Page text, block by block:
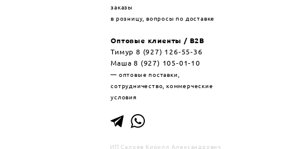
заказы
в розницу, вопросы по доставке
Оптовые клиенты / B2B
Тимур 8 (927) 126-55-36
Маша 8 (927) 105-01-10
— оптовые поставки,
сотрудничество, коммерческие
условия
ИП Салоев Кирилл Александрович